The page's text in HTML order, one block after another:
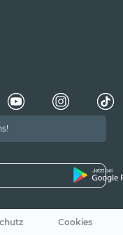
Cookies